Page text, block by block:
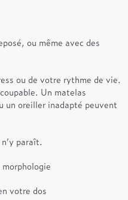
ou même avec des
ou de votre rythme de vie.
Un matelas
un oreiller inadapté peuvent
paraît.
votre dos